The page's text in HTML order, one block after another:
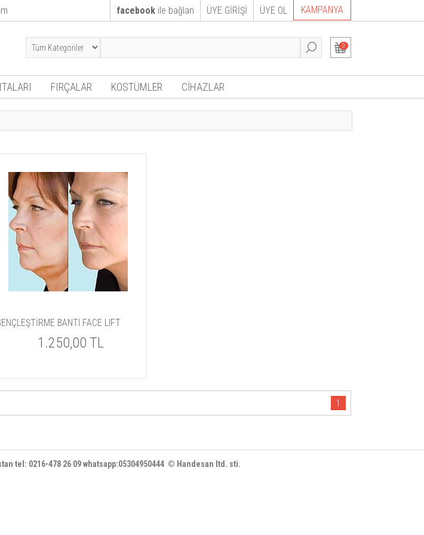
KAMPANYA
facebook ile bağlan ÜYE GİRİŞİ ÜYE OL
0
FIRÇALAR KOSTÜMLER CİHAZLAR
BANTI FACE LIFT
1.250,00 TL
1
tel: 0216-478 26 09 whatsapp:05304950444 © Handesan ltd. sti.